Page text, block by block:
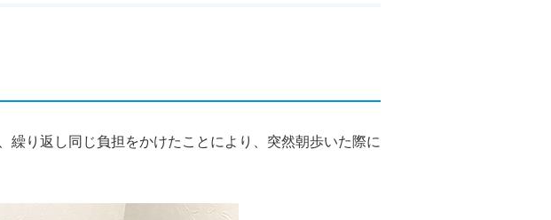
り返し同じ負担をかけたことにより、突然朝歩いた際に